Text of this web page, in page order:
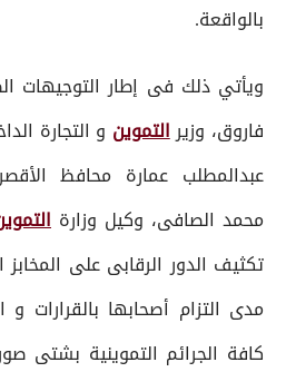
بالواقعة.
ويأتي ذلك فى إطار التوجيهات
فاروق، وزيرالتموين و التجارة
عبدالمطلب عمارة محافظ
محمد الصافى، وكيل وزارة
تكثيف الدور الرقابى على
مدى التزام أصحابها بالقرارات و
كافة الجرائم التموينية بشتى